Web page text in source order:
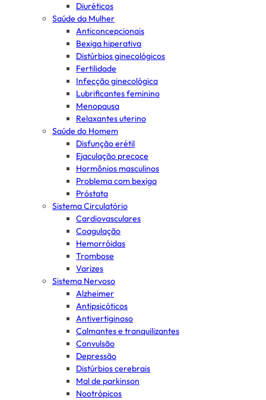
Diuréticos
Saúde da Mulher
Anticoncepcionais
Bexiga hiperativa
Distúrbios ginecológicos
Fertilidade
Infecção ginecológica
Lubrificantes feminino
Menopausa
Relaxantes uterino
Saúde do Homem
Disfunção erétil
Ejaculação precoce
Hormônios masculinos
Problema com bexiga
Próstata
Sistema Circulatório
Cardiovasculares
Coagulação
Hemorróidas
Trombose
Varizes
Sistema Nervoso
Alzheimer
Antipsicóticos
Antivertiginoso
Calmantes e tranquilizantes
Convulsão
Depressão
Distúrbios cerebrais
Mal de parkinson
Nootrópicos